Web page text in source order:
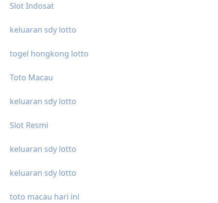
Slot Indosat
keluaran sdy lotto
togel hongkong lotto
Toto Macau
keluaran sdy lotto
Slot Resmi
keluaran sdy lotto
keluaran sdy lotto
toto macau hari ini